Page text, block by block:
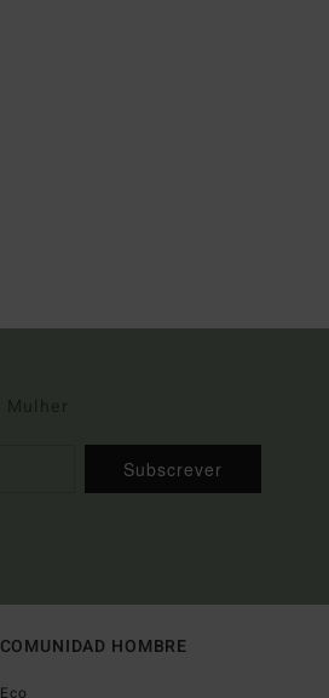
Subscrever
COMUNIDAD HOMBRE
Eco